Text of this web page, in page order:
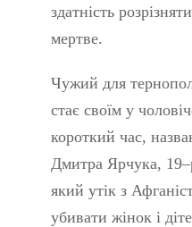
здатність
мертве.
Чужий для
стає своїм у
короткий час,
Дмитра Ярчука,
який утік з
убивати жінок і